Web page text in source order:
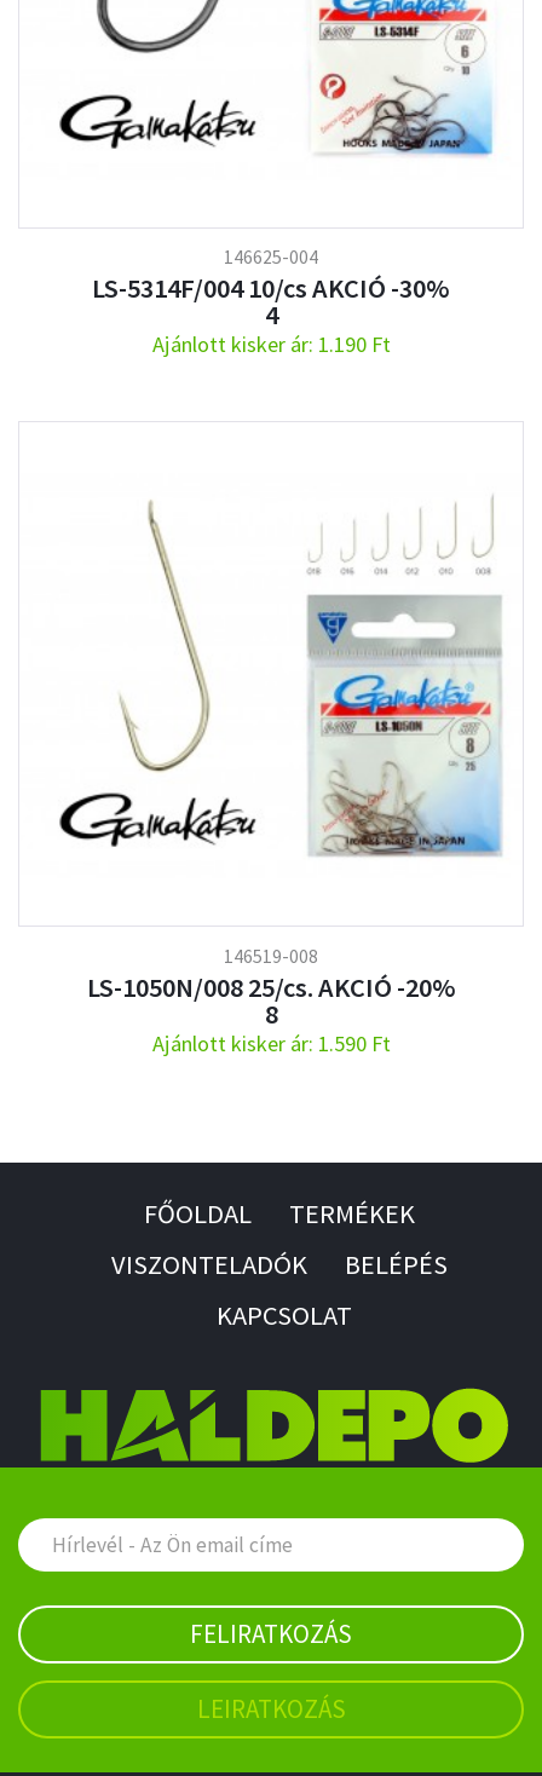
146625-004
LS-5314F/004 10/cs AKCIÓ -30%
4
Ajánlott kisker ár: 1.190 Ft
146519-008
LS-1050N/008 25/cs. AKCIÓ -20%
8
Ajánlott kisker ár: 1.590 Ft
FŐOLDAL
TERMÉKEK
VISZONTELADÓK
BELÉPÉS
KAPCSOLAT
FELIRATKOZÁS
LEIRATKOZÁS